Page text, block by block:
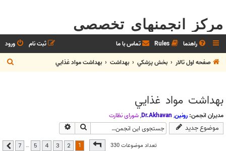
مرکز انجمنهای تخصصی
راهنما Rules تماس با ما ورود
ثبت نام
صفحه اول تالار
بخش پزشکي بهداشت بهداشت مواد غذايي
ج
س
بهداشت مواد غذايي
مدیران انجمن: رونین,
Dr.Akhavan
,شوراي نظارت
موضوع جدید جستجو
تعداد موضوعات 330صفحه از7
2
3
4
5
…
7 بعدی